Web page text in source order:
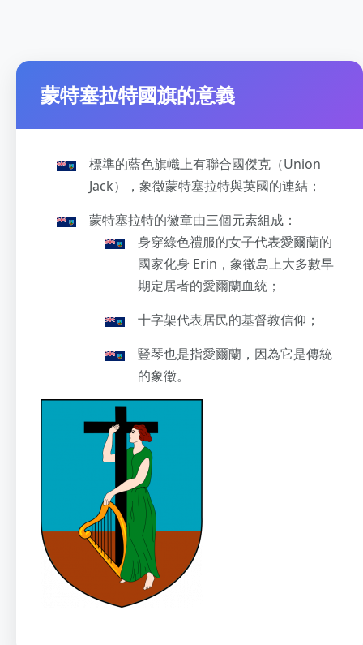
蒙特塞拉特國旗的意義
標準的藍色旗幟上有聯合國傑克（Union
Jack），象徵蒙特塞拉特與英國的連結；
蒙特塞拉特的徽章由三個元素組成：
身穿綠色禮服的女子代表愛爾蘭的
國家化身 Erin，象徵島上大多數早
期定居者的愛爾蘭血統；
十字架代表居民的基督教信仰；
豎琴也是指愛爾蘭，因為它是傳統
的象徵。